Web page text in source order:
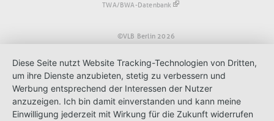
©VLB Berlin 2026
TWA/BWA-Datenbank
Diese Seite nutzt Website Tracking-Technologien von Dritten,
um ihre Dienste anzubieten, stetig zu verbessern und
Werbung entsprechend der Interessen der Nutzer
anzuzeigen. Ich bin damit einverstanden und kann meine
Einwilligung jederzeit mit Wirkung für die Zukunft widerrufen